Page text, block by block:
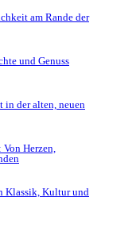
am Rande der
und Genuss
der alten, neuen
Herzen,
Klassik, Kultur und